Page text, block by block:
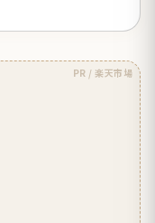
PR / 楽天市場